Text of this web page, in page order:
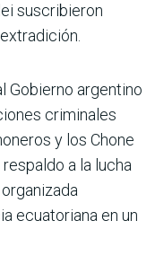
suscribieron
Gobierno argentino
criminales
y los Chone
a la lucha
ecuatoriana en un